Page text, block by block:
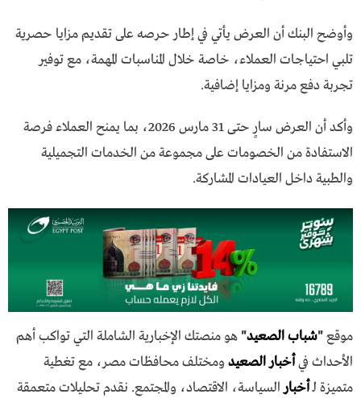
وأوضح البنك أن العرض يأتي في إطار حرصه على تقديم مزايا حصرية
تلبي احتياجات العملاء، خاصة خلال المناسبات المهمة، مع توفير
تجربة دفع مرنة ومزايا إضافية.
وأكد أن العرض سارٍ حتى 31 مارس 2026، بما يمنح العملاء فرصة
الاستفادة من الخصومات على مجموعة من الخدمات التجميلية
والطبية داخل العيادات المشاركة.
موقع"شباب الصعيد" هو منصتك الإخبارية الشاملة التي تواكب أهم
الأحداث فيأخبار الصعيد ومختلف محافظات مصر، مع تغطية
متميزة لـأخبارالسياسة، الاقتصاد، والمجتمع. نقدم تحليلات متعمقة